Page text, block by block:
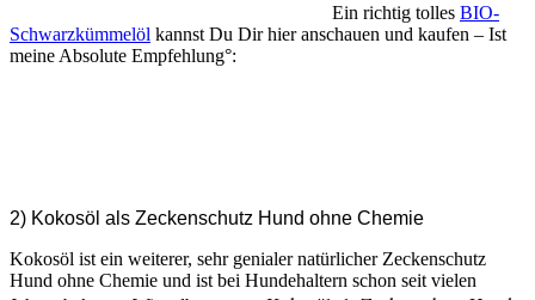
Ein richtig tolles BIO-
Schwarzkümmelöl kannst Du Dir hier anschauen und kaufen – Ist
meine Absolute Empfehlung°:
2) Kokosöl als Zeckenschutz Hund ohne Chemie
Kokosöl ist ein weiterer, sehr genialer natürlicher Zeckenschutz
Hund ohne Chemie und ist bei Hundehaltern schon seit vielen